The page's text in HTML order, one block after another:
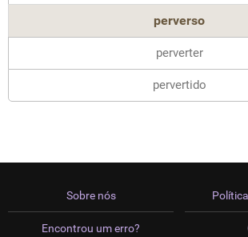
perverso
perverter
pervertido
Sobre nós
Encontrou um erro?